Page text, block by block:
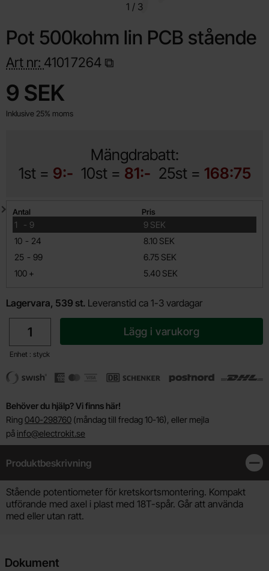
1 / 3
Pot 500kohm lin PCB stående
Art nr: 41017264
pris
9 SEK
Inklusive 25% moms
Mängdrabatt:
1st = 9:- 10st = 81:- 25st = 168:75
Mängdrabatt
Antal Pris
1 -
till 9
9 SEK
10 -
till 24
8.10 SEK
25 -
till 99
6.75 SEK
100 +
till 5.40 SEK
Lagervara, 539 st. Leveranstid ca 1-3 vardagar
Enhet : styck
Lägg i varukorg
Behöver du hjälp? Vi finns här!
Ring 040-298760 (måndag till fredag 10-16), eller mejla
på info@electrokit.se
Produktbeskrivning
Produktbeskrivning
Stående potentiometer för kretskortsmontering. Kompakt
utförande med axel i plast med 18T-spår. Går att använda
med eller utan ratt.
Dokument